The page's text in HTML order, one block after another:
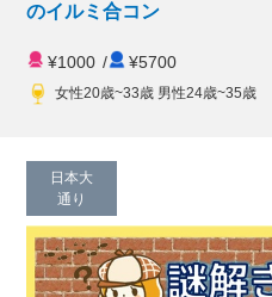
のイルミ合コン
¥1000 / ¥5700
女性20歳~33歳 男性24歳~35歳
日本大
通り